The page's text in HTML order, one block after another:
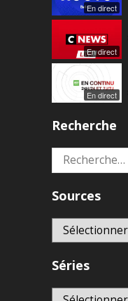
En direct
En direct
En direct
Recherche
Rechercher :
Sources
Séries